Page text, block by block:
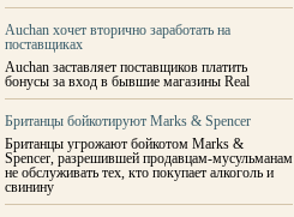
Auchan хочет вторично заработать на
поставщиках
Auchan заставляет поставщиков платить
бонусы за вход в бывшие магазины Real
Британцы бойкотируют Marks & Spencer
Британцы угрожают бойкотом Marks &
Spencer, разрешившей продавцам-мусульманам
не обслуживать тех, кто покупает алкоголь и
свинину